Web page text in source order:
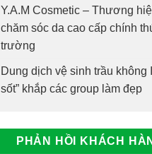
Y.A.M Cosmetic – Thương
chăm sóc da cao cấp chính
trường
Dung dịch vệ sinh trầu không
sốt” khắp các group làm đẹp
PHẢN HỒI KHÁCH